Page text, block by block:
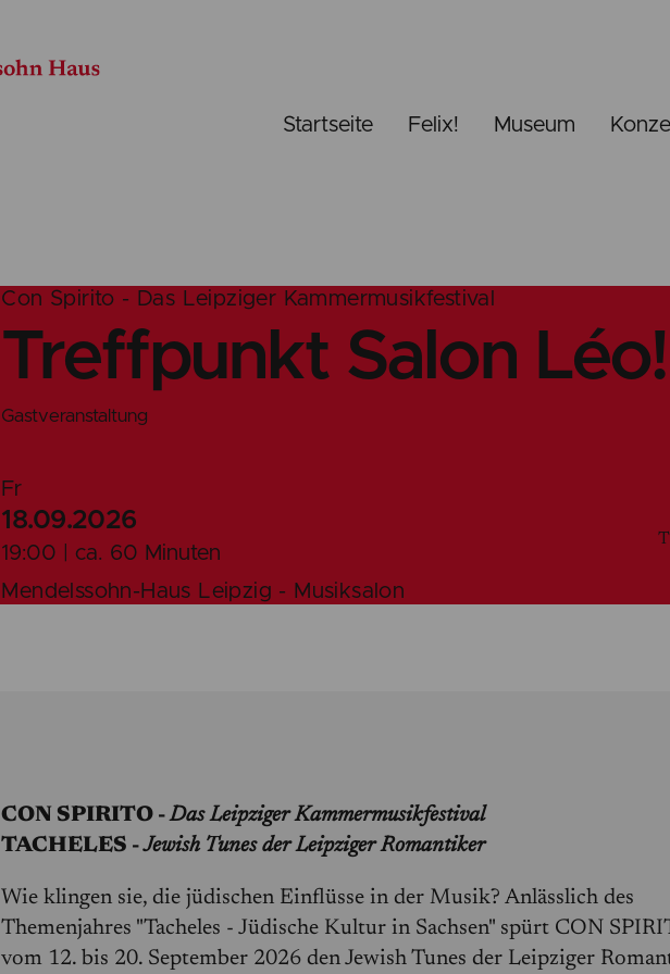
Startseite Felix! Museum
Con Spirito - Das Leipziger Kammermusikfestival
Treffpunkt Salon Léo!
Gastveranstaltung
Fr
18.09.2026
19:00 | ca. 60 Minuten
Mendelssohn-Haus Leipzig - Musiksalon
CON SPIRITO -Das Leipziger Kammermusikfestival
TACHELES -Jewish Tunes der Leipziger Romantiker
Wie klingen sie, die jüdischen Einflüsse in der Musik? Anlässlich des
Themenjahres "Tacheles - Jüdische Kultur in Sachsen" spürt CON
vom 12. bis 20. September 2026 den Jewish Tunes der Leipziger